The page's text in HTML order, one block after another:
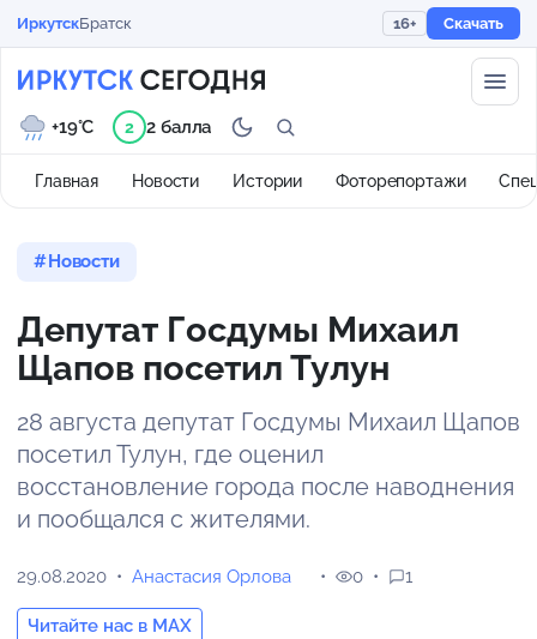
ИркутскБратск 16+ Скачать
Главная Новости Истории Фоторепортажи
+19°C 2 2 балла
Новости
Депутат Госдумы Михаил
Щапов посетил Тулун
28 августа депутат Госдумы Михаил Щапов
посетил Тулун, где оценил
восстановление города после наводнения
и пообщался с жителями.
29.08.2020 Анастасия Орлова
Читайте нас в MAX
0 1